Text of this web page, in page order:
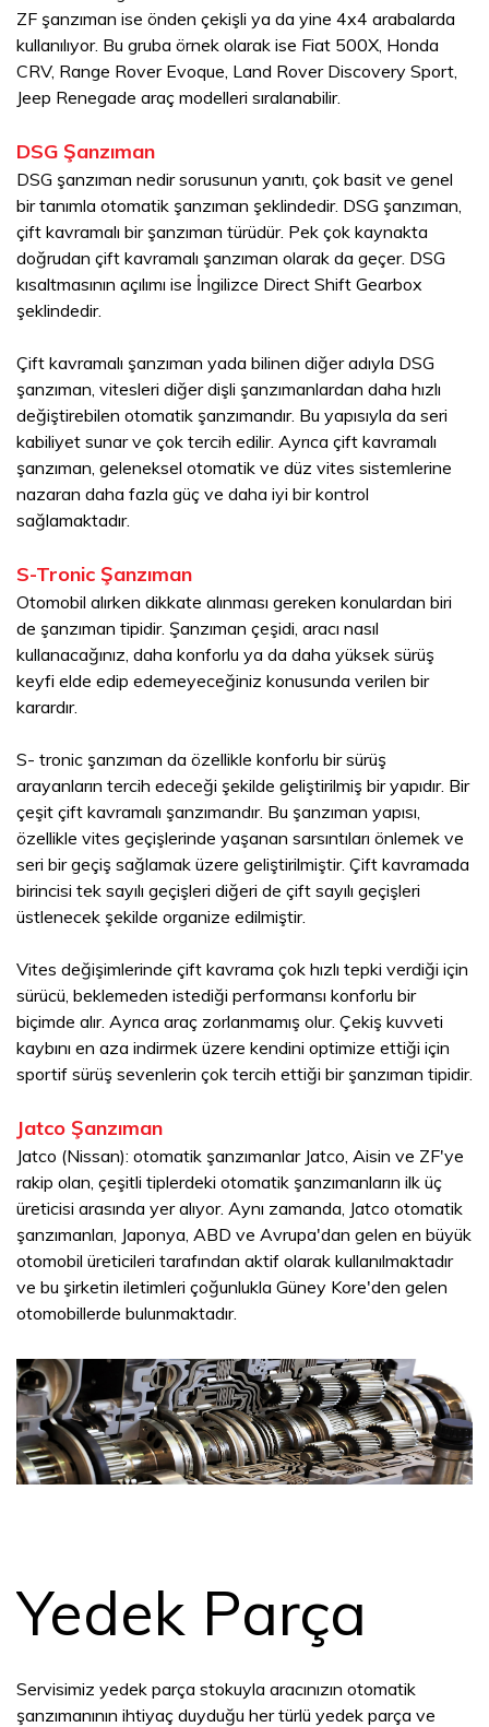
ZF şanzıman ise önden çekişli ya da yine 4x4 arabalarda
kullanılıyor. Bu gruba örnek olarak ise Fiat 500X, Honda
CRV, Range Rover Evoque, Land Rover Discovery Sport,
Jeep Renegade araç modelleri sıralanabilir.
DSG Şanzıman
DSG şanzıman nedir sorusunun yanıtı, çok basit ve genel
bir tanımla otomatik şanzıman şeklindedir. DSG şanzıman,
çift kavramalı bir şanzıman türüdür. Pek çok kaynakta
doğrudan çift kavramalı şanzıman olarak da geçer. DSG
kısaltmasının açılımı ise İngilizce Direct Shift Gearbox
şeklindedir.
Çift kavramalı şanzıman yada bilinen diğer adıyla DSG
şanzıman, vitesleri diğer dişli şanzımanlardan daha hızlı
değiştirebilen otomatik şanzımandır. Bu yapısıyla da seri
kabiliyet sunar ve çok tercih edilir. Ayrıca çift kavramalı
şanzıman, geleneksel otomatik ve düz vites sistemlerine
nazaran daha fazla güç ve daha iyi bir kontrol
sağlamaktadır.
S-Tronic Şanzıman
Otomobil alırken dikkate alınması gereken konulardan biri
de şanzıman tipidir. Şanzıman çeşidi, aracı nasıl
kullanacağınız, daha konforlu ya da daha yüksek sürüş
keyfi elde edip edemeyeceğiniz konusunda verilen bir
karardır.
S- tronic şanzıman da özellikle konforlu bir sürüş
arayanların tercih edeceği şekilde geliştirilmiş bir yapıdır. Bir
çeşit çift kavramalı şanzımandır. Bu şanzıman yapısı,
özellikle vites geçişlerinde yaşanan sarsıntıları önlemek ve
seri bir geçiş sağlamak üzere geliştirilmiştir. Çift kavramada
birincisi tek sayılı geçişleri diğeri de çift sayılı geçişleri
üstlenecek şekilde organize edilmiştir.
Vites değişimlerinde çift kavrama çok hızlı tepki verdiği için
sürücü, beklemeden istediği performansı konforlu bir
biçimde alır. Ayrıca araç zorlanmamış olur. Çekiş kuvveti
kaybını en aza indirmek üzere kendini optimize ettiği için
sportif sürüş sevenlerin çok tercih ettiği bir şanzıman tipidir.
Jatco Şanzıman
Jatco (Nissan): otomatik şanzımanlar Jatco, Aisin ve ZF'ye
rakip olan, çeşitli tiplerdeki otomatik şanzımanların ilk üç
üreticisi arasında yer alıyor. Aynı zamanda, Jatco otomatik
şanzımanları, Japonya, ABD ve Avrupa'dan gelen en büyük
otomobil üreticileri tarafından aktif olarak kullanılmaktadır
ve bu şirketin iletimleri çoğunlukla Güney Kore'den gelen
otomobillerde bulunmaktadır.
Yedek Parça
Servisimiz yedek parça stokuyla aracınızın otomatik
şanzımanının ihtiyaç duyduğu her türlü yedek parça ve